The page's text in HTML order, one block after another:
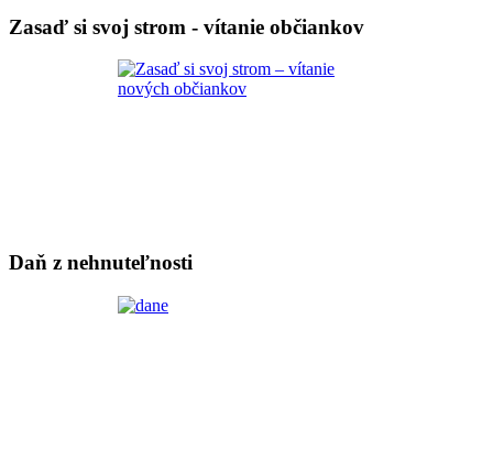
Zasaď si svoj strom - vítanie občiankov
Daň z nehnuteľnosti